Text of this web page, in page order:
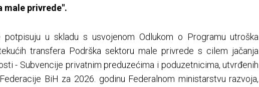
male privrede".
potpisuju u skladu s usvojenom Odlukom o Programu utroška
transfera Podrška sektoru male privrede s cilem jačanja
- Subvencije privatnim preduzećima i poduzetnicima, utvrđenih
BiH za 2026. godinu Federalnom ministarstvu razvoja,